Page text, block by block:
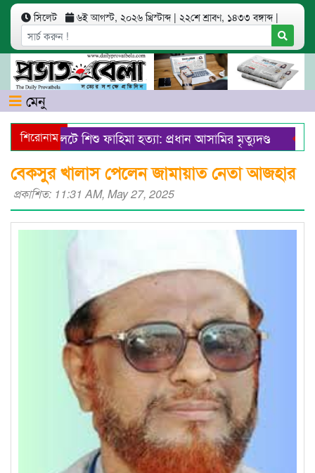
সিলেট ৬ই আগস্ট, ২০২৬ খ্রিস্টাব্দ | ২২শে শ্রাবণ, ১৪৩৩ বঙ্গাব্দ |
মেনু
শিরোনাম
সিলেটে শিশু ফাহিমা হত্যা: প্রধান আসামির মৃত্যুদণ্ড
বেকসুর খালাস পেলেন জামায়াত নেতা আজহার
প্রকাশিত: 11:31 AM, May 27, 2025